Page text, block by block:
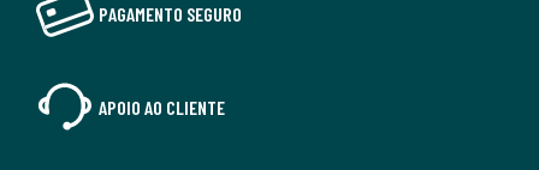
PAGAMENTO SEGURO
APOIO AO CLIENTE